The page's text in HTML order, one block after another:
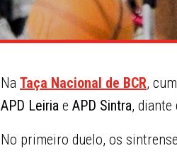
Na Taça Nacional de BCR,
APD Leiria e APD Sintra, diante
No primeiro duelo, os